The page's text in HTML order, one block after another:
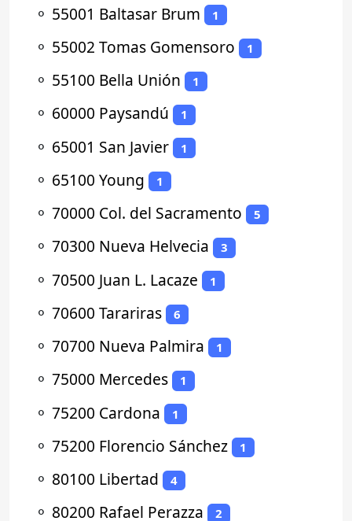
⚬ 55001 Baltasar Brum 1
⚬ 55002 Tomas Gomensoro 1
⚬ 55100 Bella Unión 1
⚬ 60000 Paysandú 1
⚬ 65001 San Javier 1
⚬ 65100 Young 1
⚬ 70000 Col. del Sacramento 5
⚬ 70300 Nueva Helvecia 3
⚬ 70500 Juan L. Lacaze 1
⚬ 70600 Tarariras 6
⚬ 70700 Nueva Palmira 1
⚬ 75000 Mercedes 1
⚬ 75200 Cardona 1
⚬ 75200 Florencio Sánchez 1
⚬ 80100 Libertad 4
⚬ 80200 Rafael Perazza 2